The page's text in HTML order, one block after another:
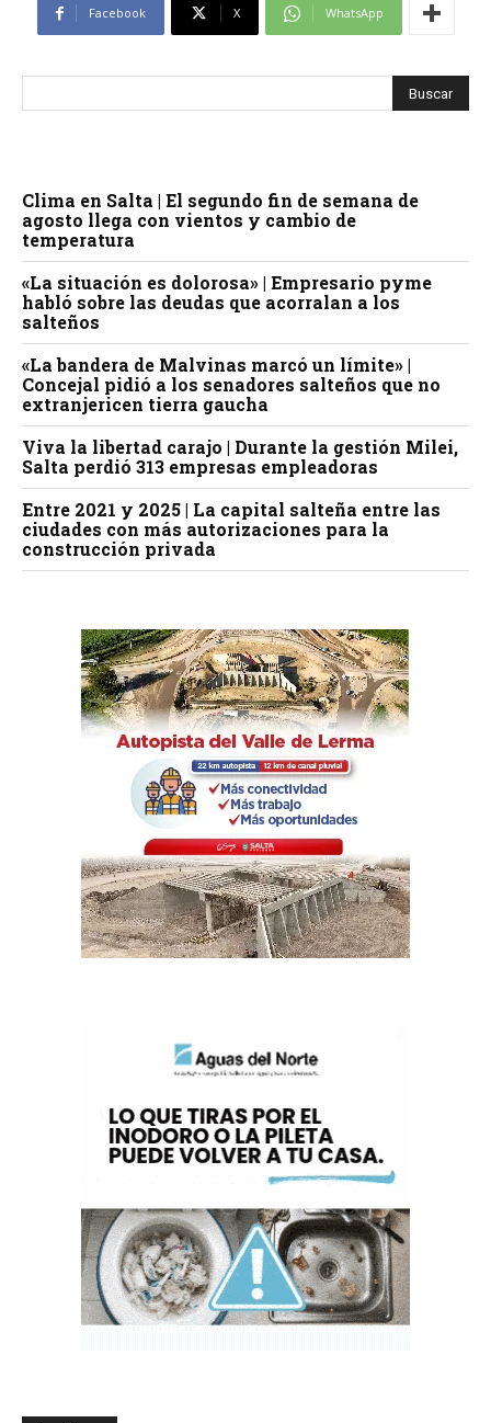
Facebook X WhatsApp
Clima en Salta | El segundo fin de semana de
agosto llega con vientos y cambio de
temperatura
«La situación es dolorosa» | Empresario pyme
habló sobre las deudas que acorralan a los
salteños
«La bandera de Malvinas marcó un límite» |
Concejal pidió a los senadores salteños que no
extranjericen tierra gaucha
Viva la libertad carajo | Durante la gestión Milei,
Salta perdió 313 empresas empleadoras
Entre 2021 y 2025 | La capital salteña entre las
ciudades con más autorizaciones para la
construcción privada